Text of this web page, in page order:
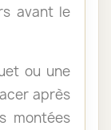
avant le
ou une
après
montées